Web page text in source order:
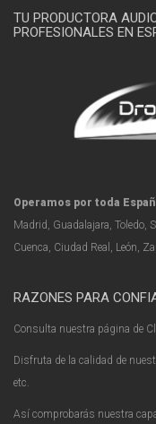
TU PRODUCTORA
PROFESIONALES EN
Operamos por toda
Madrid, Guadalajara, Toledo,
Cuenca, Ciudad Real, León,
RAZONES PARA
Consulta nuestra página de
Disfruta de la calidad de
etc.
Así comprobarás nuestra